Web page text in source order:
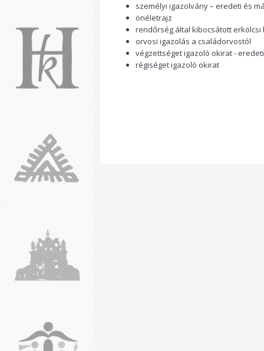
személyi igazolvány – eredeti és
önéletrajz
rendőrség által kibocsátott
orvosi igazolás a családorvostól
végzettséget igazoló okirat -
régiséget igazoló okirat